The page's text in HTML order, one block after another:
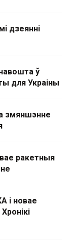
дзеянні
ў
для Украіны
змяншэнне
ракетныя
і новае